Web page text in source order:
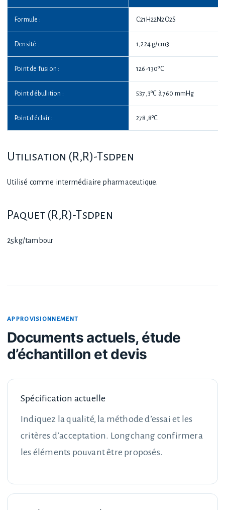
Formule : C21H22N2O2S
Densité : 1,224 g/cm3
Point de fusion : 126-130ºC
Point d'ébullition : 537,3ºC à 760 mmHg
Point d'éclair : 278,8ºC
Utilisation (R,R)-Tsdpen
Utilisé comme intermédiaire pharmaceutique.
Paquet (R,R)-Tsdpen
25kg/tambour
APPROVISIONNEMENT
Documents actuels, étude
d’échantillon et devis
Spécification actuelle
Indiquez la qualité, la méthode d’essai et les
critères d’acceptation. Longchang confirmera
les éléments pouvant être proposés.